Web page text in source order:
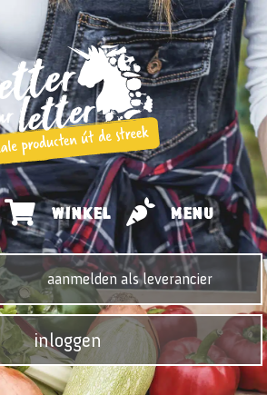
WINKEL MENU
aanmelden als leverancier
inloggen